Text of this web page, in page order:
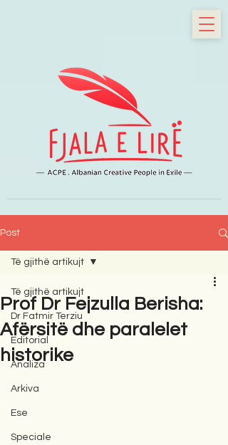
Post
Të gjithë artikujt
Dr Fatmir Terziu
Editorial
Analiza
Arkiva
Ese
Speciale
Të gjithë artikujt
Prof Dr Fejzulla Berisha:
Afërsitë dhe paralelet
historike